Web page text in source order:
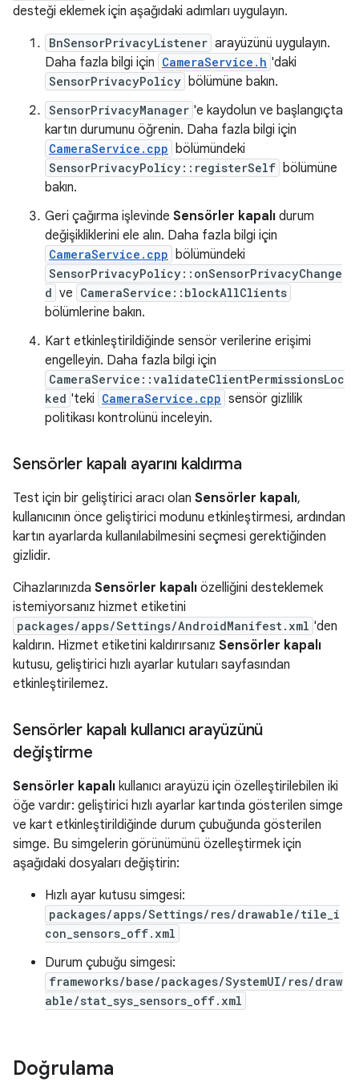
desteği eklemek için aşağıdaki adımları uygulayın.
BnSensorPrivacyListener arayüzünü uygulayın.
Daha fazla bilgi için CameraService.h 'daki
SensorPrivacyPolicy bölümüne bakın.
SensorPrivacyManager 'e kaydolun ve başlangıçta
kartın durumunu öğrenin. Daha fazla bilgi için
CameraService.cpp bölümündeki
SensorPrivacyPolicy::registerSelf bölümüne
bakın.
Geri çağırma işlevinde Sensörler kapalı durum
değişikliklerini ele alın. Daha fazla bilgi için
CameraService.cpp bölümündeki
SensorPrivacyPolicy::onSensorPrivacyChange
d ve CameraService::blockAllClients
bölümlerine bakın.
Kart etkinleştirildiğinde sensör verilerine erişimi
engelleyin. Daha fazla bilgi için
CameraService::validateClientPermissionsLoc
ked 'teki CameraService.cpp sensör gizlilik
politikası kontrolünü inceleyin.
Sensörler kapalı ayarını kaldırma
Test için bir geliştirici aracı olan Sensörler kapalı,
kullanıcının önce geliştirici modunu etkinleştirmesi, ardından
kartın ayarlarda kullanılabilmesini seçmesi gerektiğinden
gizlidir.
Cihazlarınızda Sensörler kapalı özelliğini desteklemek
istemiyorsanız hizmet etiketini
packages/apps/Settings/AndroidManifest.xml 'den
kaldırın. Hizmet etiketini kaldırırsanız Sensörler kapalı
kutusu, geliştirici hızlı ayarlar kutuları sayfasından
etkinleştirilemez.
Sensörler kapalı kullanıcı arayüzünü
değiştirme
Sensörler kapalı kullanıcı arayüzü için özelleştirilebilen iki
öğe vardır: geliştirici hızlı ayarlar kartında gösterilen simge
ve kart etkinleştirildiğinde durum çubuğunda gösterilen
simge. Bu simgelerin görünümünü özelleştirmek için
aşağıdaki dosyaları değiştirin:
Hızlı ayar kutusu simgesi:
packages/apps/Settings/res/drawable/tile_i
con_sensors_off.xml
Durum çubuğu simgesi:
frameworks/base/packages/SystemUI/res/draw
able/stat_sys_sensors_off.xml
Doğrulama